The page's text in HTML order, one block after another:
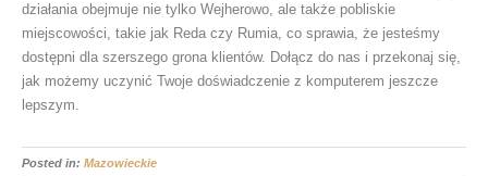
działania obejmuje nie tylko Wejherowo, ale także pobliskie
miejscowości, takie jak Reda czy Rumia, co sprawia, że jesteśmy
dostępni dla szerszego grona klientów. Dołącz do nas i przekonaj się,
jak możemy uczynić Twoje doświadczenie z komputerem jeszcze
lepszym.
Posted in: Mazowieckie